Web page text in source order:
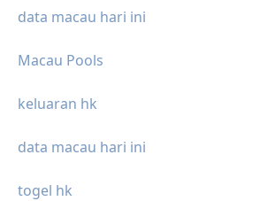
data macau hari ini
Macau Pools
keluaran hk
data macau hari ini
togel hk